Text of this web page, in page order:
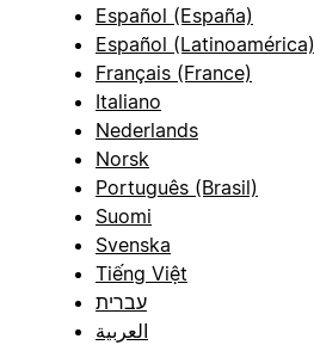
Español (España)
Español (Latinoamérica)
Français (France)
Italiano
Nederlands
Norsk
Português (Brasil)
Suomi
Svenska
Tiếng Việt
עברית
العربية